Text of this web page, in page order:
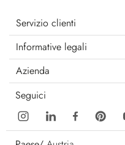
Servizio clienti
Informative legali
Azienda
Seguici